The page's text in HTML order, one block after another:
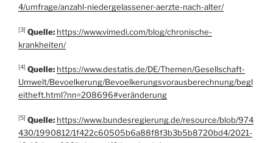
4/umfrage/anzahl-niedergelassener-aerzte-nach-alter/
[3] Quelle: https://www.vimedi.com/blog/chronische-
krankheiten/
[4] Quelle: https://www.destatis.de/DE/Themen/Gesellschaft-
Umwelt/Bevoelkerung/Bevoelkerungsvorausberechnung/begl
eitheft.html?nn=208696#veränderung
[5] Quelle: https://www.bundesregierung.de/resource/blob/974
430/1990812/1f422c60505b6a88f8f3b3b5b8720bd4/2021-